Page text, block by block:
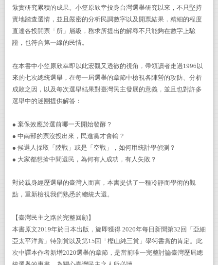
紮實研究累積的成果。小笠原欣幸投身台灣選舉研究以來，不只堅持
實地踏查選情，並且嚴密的分析民調數字以及開票結果，精細的程度
直達各投開票「所」層級，務求所提出的解釋不只能夠在數字上驗
證，也符合第一線的民情。
在本書中小笠原欣幸即以此宏觀又透徹的視角，帶領讀者走過1996以
來的七次總統選舉，在每一屆選舉的章節中檢視各陣營的攻防、分析
成敗之因，以及每次選舉結果對臺灣民主發展的意義，並且也對許多
選舉中的迷團提供解答：
● 棄保效應於選前哪一天開始發酵？
● 中南部的票沒投出來，民進黨才會輸？
● 候選人採取「陸戰」或是「空戰」，如何用統計學偵測？
● 大家都想搶中間選民，為何有人成功，有人失敗？
對於親身經歷選舉的臺灣人而言，本書提供了一種冷靜而學術的觀
點，重新檢視我們熟悉的總統大選。
【臺灣民主之路的完整回顧】
本書原文2019年於日本出版，旋即獲得 2020年每日新聞第32回「亞細
亞太平洋賞」特別賞以及第15回「樫山純三賞」學術書賞的肯定。此
次中譯本作者新增2020選舉的章節，是當前唯一完整討論臺灣歷屆總